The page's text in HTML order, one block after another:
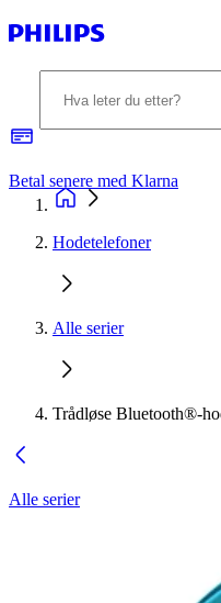
Betal senere med Klarna
Hodetelefoner
Alle serier
Trådløse Bluetooth®-
Alle serier